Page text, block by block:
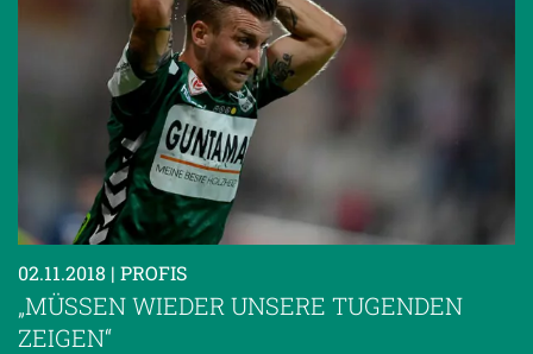
02.11.2018 | PROFIS
„MÜSSEN WIEDER UNSERE TUGENDEN
ZEIGEN“